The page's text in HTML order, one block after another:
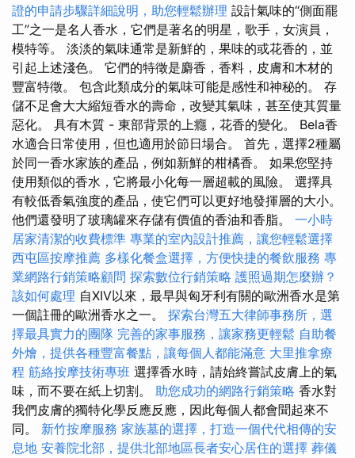
證的申請步驟詳細說明，助您輕鬆辦理 設計氣味的“側面罷
工”之一是名人香水，它們是著名的明星，歌手，女演員，
模特等。 淡淡的氣味通常是新鮮的，果味的或花香的，並
引起上述淺色。 它們的特徵是麝香，香料，皮膚和木材的
豐富特徵。 包含此類成分的氣味可能是感性和神秘的。 存
儲不足會大大縮短香水的壽命，改變其氣味，甚至使其質量
惡化。 具有木質 - 東部背景的上癮，花香的變化。 Bela香
水適合日常使用，但也適用於節日場合。 首先，選擇2種屬
於同一香水家族的產品，例如新鮮的柑橘香。 如果您堅持
使用類似的香水，它將最小化每一層超載的風險。 選擇具
有較低香氣強度的產品，使它們可以更好地發揮層的大小。
他們還發明了玻璃罐來存儲有價值的香油和香脂。 一小時
居家清潔的收費標準 專業的室內設計推薦，讓您輕鬆選擇
西屯區按摩推薦 多樣化餐盒選擇，方便快捷的餐飲服務 專
業網路行銷策略顧問 探索數位行銷策略 護照過期怎麼辦？
該如何處理 自XIV以來，最早與匈牙利有關的歐洲香水是第
一個註冊的歐洲香水之一。 探索台灣五大律師事務所，選
擇最具實力的團隊 完善的家事服務，讓家務更輕鬆 自助餐
外燴，提供各種豐富餐點，讓每個人都能滿意 大里推拿療
程 筋絡按摩技術專班 選擇香水時，請始終嘗試皮膚上的氣
味，而不要在紙上切割。 助您成功的網路行銷策略 香水對
我們皮膚的獨特化學反應反應，因此每個人都會聞起來不
同。 新竹按摩服務 家族墓的選擇，打造一個代代相傳的安
息地 安養院北部，提供北部地區長者安心居住的選擇 葬儀